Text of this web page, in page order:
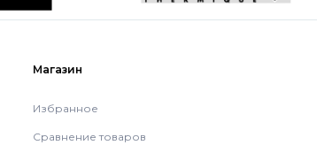
Магазин
Избранное
Сравнение товаров